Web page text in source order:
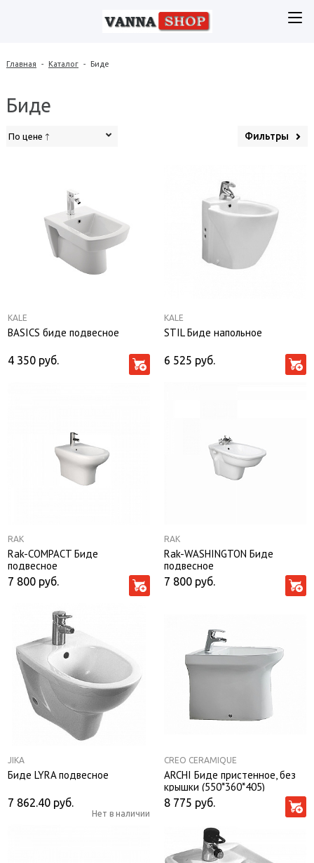
Главная - Каталог - Биде
Биде
По цене Фильтры
KALE
BASICS биде подвесное
4 350 руб.
KALE
STIL Биде напольное
6 525 руб.
RAK
Rak-COMPACT Биде
подвесное
7 800 руб.
RAK
Rak-WASHINGTON Биде
подвесное
7 800 руб.
JIKA
Биде LYRA подвесное
7 862.40 руб.
Нет в наличии
CREO CERAMIQUE
ARCHI Биде пристенное, без
крышки (550*360*405)
8 775 руб.